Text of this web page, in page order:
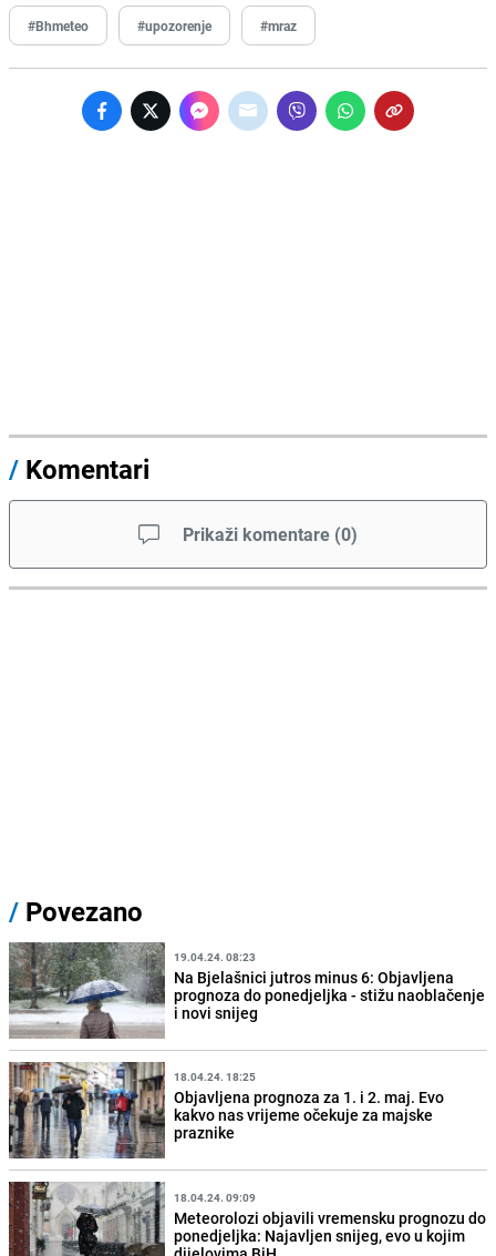
#Bhmeteo #upozorenje #mraz
/ Komentari
Prikaži komentare (0)
/ Povezano
19.04.24. 08:23
Na Bjelašnici jutros minus 6: Objavljena
prognoza do ponedjeljka - stižu naoblačenje
i novi snijeg
18.04.24. 18:25
Objavljena prognoza za 1. i 2. maj. Evo
kakvo nas vrijeme očekuje za majske
praznike
18.04.24. 09:09
Meteorolozi objavili vremensku prognozu do
ponedjeljka: Najavljen snijeg, evo u kojim